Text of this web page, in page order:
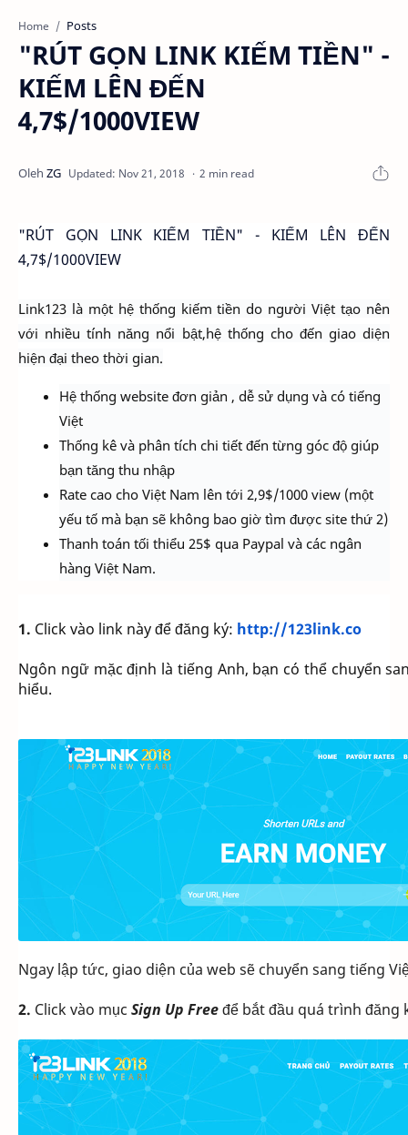
Home Posts
"RÚT GỌN LINK KIẾM TIỀN" -
KIẾM LÊN ĐẾN
4,7$/1000VIEW
2 min read
"RÚT GỌN LINK KIẾM TIỀN" - KIẾM LÊN ĐẾN
4,7$/1000VIEW
Link123 là một hệ thống kiếm tiền do người Việt tạo nên
với nhiều tính năng nổi bật,hệ thống cho đến giao diện
hiện đại theo thời gian.
Hệ thống website đơn giản , dễ sử dụng và có tiếng
Việt
Thống kê và phân tích chi tiết đến từng góc độ giúp
bạn tăng thu nhập
Rate cao cho Việt Nam lên tới 2,9$/1000 view (một
yếu tố mà bạn sẽ không bao giờ tìm được site thứ 2)
Thanh toán tối thiểu 25$ qua Paypal và các ngân
hàng Việt Nam.
1. Click vào link này để đăng ký: http://123link.co
Ngôn ngữ mặc định là tiếng Anh, bạn có thể chuyển
hiểu.
Ngay lập tức, giao diện của web sẽ chuyển sang tiếng
2. Click vào mục Sign Up Freeđể bắt đầu quá trình đăng